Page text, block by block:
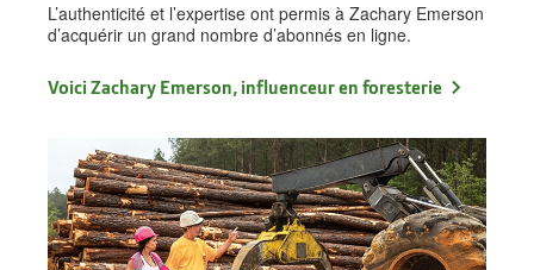
L’authenticité et l’expertise ont permis à Zachary Emerson
d’acquérir un grand nombre d’abonnés en ligne.
Voici Zachary Emerson, influenceur en foresterie